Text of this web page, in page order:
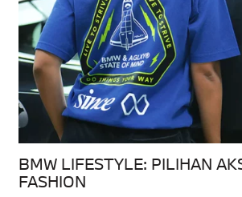
BMW LIFESTYLE: PILIHAN
FASHION